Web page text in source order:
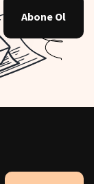
Abone Ol